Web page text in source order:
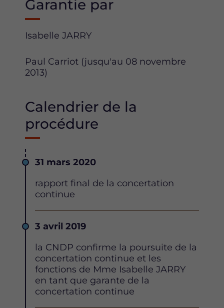
Garantie par
Isabelle JARRY
Paul Carriot (jusqu'au 08 novembre
2013)
Calendrier de la
procédure
Date
31 mars 2020
Description
rapport final de la concertation
continue
Date
3 avril 2019
Description
la CNDP confirme la poursuite de la
concertation continue et les
fonctions de Mme Isabelle JARRY
en tant que garante de la
concertation continue